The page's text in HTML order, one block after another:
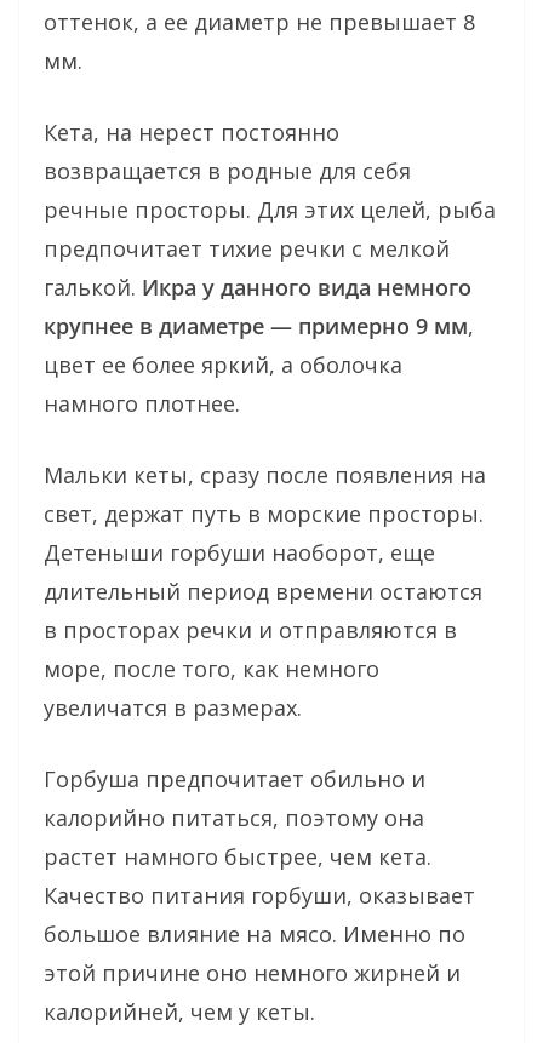
оттенок, а ее диаметр не превышает 8
мм.
Кета, на нерест постоянно
возвращается в родные для себя
речные просторы. Для этих целей, рыба
предпочитает тихие речки с мелкой
галькой. Икра у данного вида немного
крупнее в диаметре — примерно 9 мм,
цвет ее более яркий, а оболочка
намного плотнее.
Мальки кеты, сразу после появления на
свет, держат путь в морские просторы.
Детеныши горбуши наоборот, еще
длительный период времени остаются
в просторах речки и отправляются в
море, после того, как немного
увеличатся в размерах.
Горбуша предпочитает обильно и
калорийно питаться, поэтому она
растет намного быстрее, чем кета.
Качество питания горбуши, оказывает
большое влияние на мясо. Именно по
этой причине оно немного жирней и
калорийней, чем у кеты.